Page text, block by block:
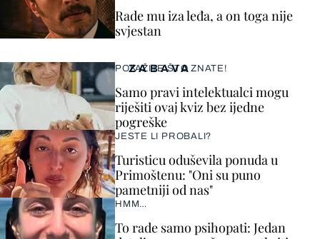
ZABAVA
POKAŽITE ŠTO ZNATE!
Samo pravi intelektualci mogu
riješiti ovaj kviz bez ijedne
pogreške
JESTE LI PROBALI?
Turisticu oduševila ponuda u
Primoštenu: "Oni su puno
pametniji od nas"
HMM…
To rade samo psihopati: Jedan
Rade mu iza leđa, a on toga nije
svjestan